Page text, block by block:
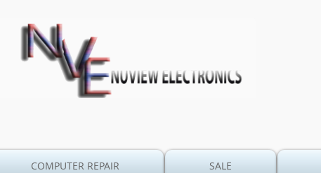
COMPUTER REPAIR SALE